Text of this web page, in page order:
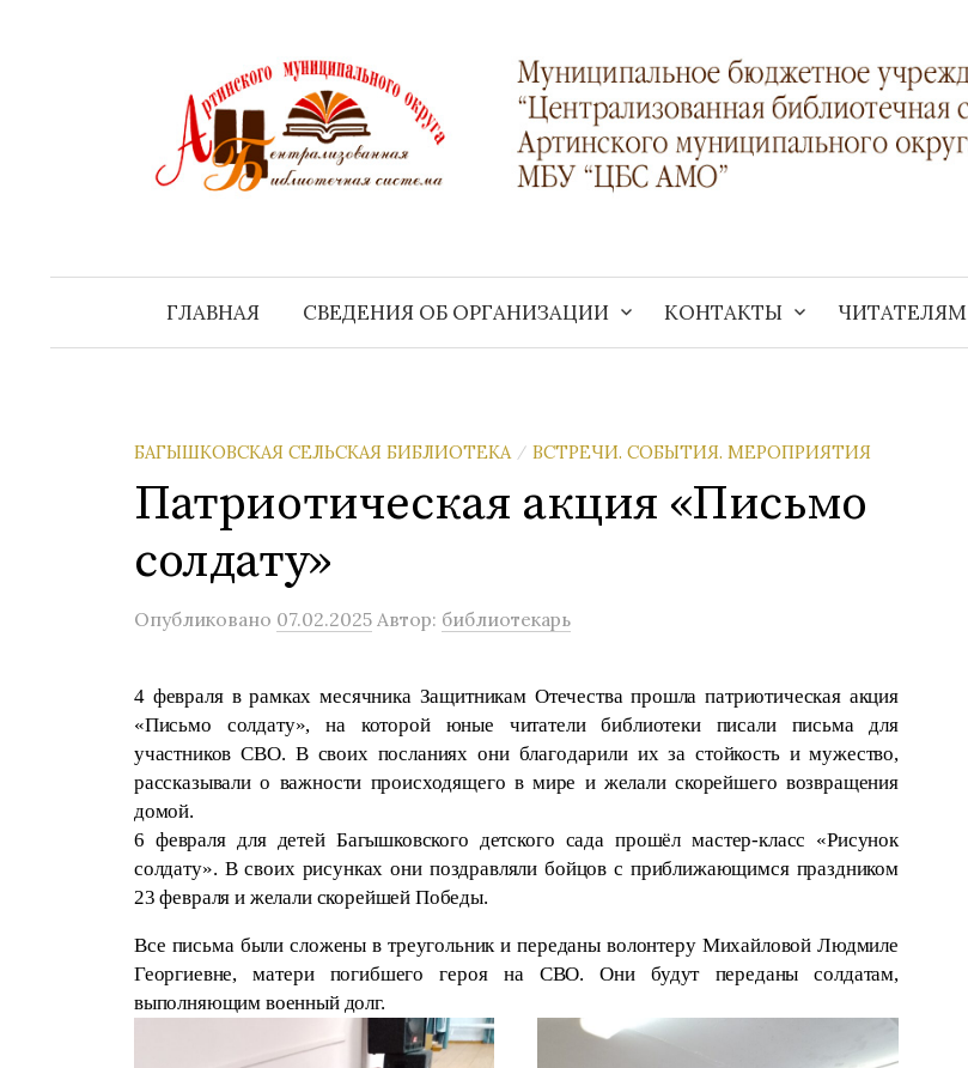
ГЛАВНАЯ СВЕДЕНИЯ ОБ ОРГАНИЗАЦИИ КОНТАКТЫ ЧИТАТЕЛЯМ
БАГЫШКОВСКАЯ СЕЛЬСКАЯ БИБЛИОТЕКА / ВСТРЕЧИ. СОБЫТИЯ. МЕРОПРИЯТИЯ
Патриотическая акция «Письмо
солдату»
Опубликовано 07.02.2025 Автор: библиотекарь
4 февраля в рамках месячника Защитникам Отечества прошла патриотическая акция
«Письмо солдату», на которой юные читатели библиотеки писали письма для
участников СВО. В своих посланиях они благодарили их за стойкость и мужество,
рассказывали о важности происходящего в мире и желали скорейшего возвращения
домой.
6 февраля для детей Багышковского детского сада прошёл мастер-класс «Рисунок
солдату». В своих рисунках они поздравляли бойцов с приближающимся праздником
23 февраля и желали скорейшей Победы.
Все письма были сложены в треугольник и переданы волонтеру Михайловой Людмиле
Георгиевне, матери погибшего героя на СВО. Они будут переданы солдатам,
выполняющим военный долг.